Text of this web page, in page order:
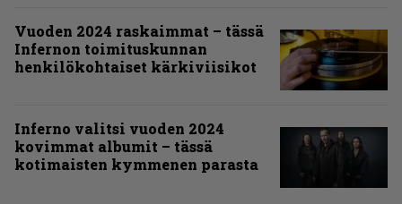
Vuoden 2024 raskaimmat – tässä
Infernon toimituskunnan
henkilökohtaiset kärkiviisikot
Inferno valitsi vuoden 2024
kovimmat albumit – tässä
kotimaisten kymmenen parasta